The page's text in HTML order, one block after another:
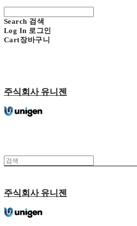
Search 검색
Log In 로그인
Cart장바구니
주식회사 유니젠
주식회사 유니젠